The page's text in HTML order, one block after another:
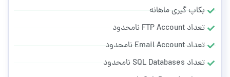
بکاپ گیری ماهانه
تعداد FTP Account نامحدود
تعداد Email Account نامحدود
تعداد SQL Databases نامحدود